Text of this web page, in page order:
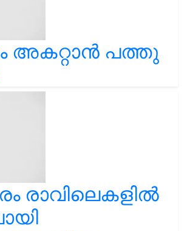
അകറ്റാൻ പത്തു
രാവിലെകളില്‍